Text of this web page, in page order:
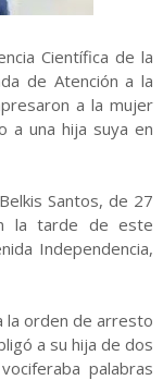
Científica de la
de Atención a la
a la mujer
a una hija suya en
Santos, de 27
la tarde de este
Independencia,
la orden de arresto
a su hija de dos
palabras